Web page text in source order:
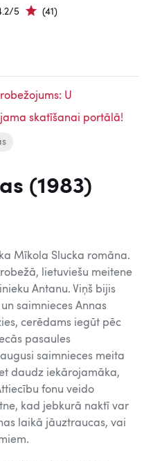
5 (41)
U
skatīšanai portālā!
(1983)
Mīkola Slucka romāna.
lietuviešu meitene
Antanu. Viņš bijis
saimnieces Annas
cerēdams iegūt pēc
pasaules
saimnieces meita
daudz iekārojamāka,
fonu veido
kad jebkurā naktī var
laikā jāuztraucas, vai